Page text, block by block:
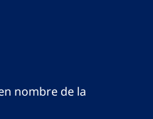
nombre de la